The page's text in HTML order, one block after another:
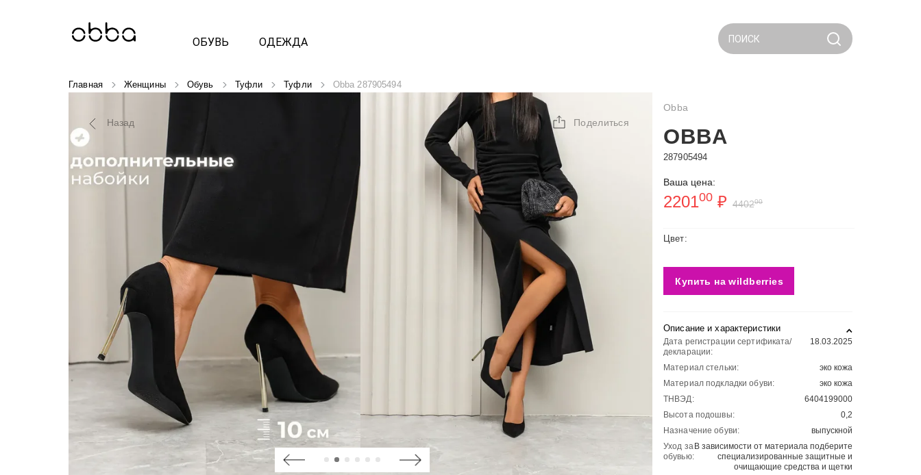
ОБУВЬ ОДЕЖДА ПОИСК
Главная Женщины Обувь Туфли Туфли Obba 287905494
Назад Поделиться
Obba
OBBA
287905494
Ваша цена:
220100 ₽ 440200
Цвет:
Купить на wildberries
Описание и характеристики
Дата регистрации сертификата/
декларации:
18.03.2025
Материал стельки:
эко кожа
Материал подкладки обуви:
эко кожа
ТНВЭД:
6404199000
Высота подошвы:
0,2
Назначение обуви:
выпускной
Уход за
обувью:
В зависимости от материала подберите
специализированные защитные и
очищающие средства и щетки